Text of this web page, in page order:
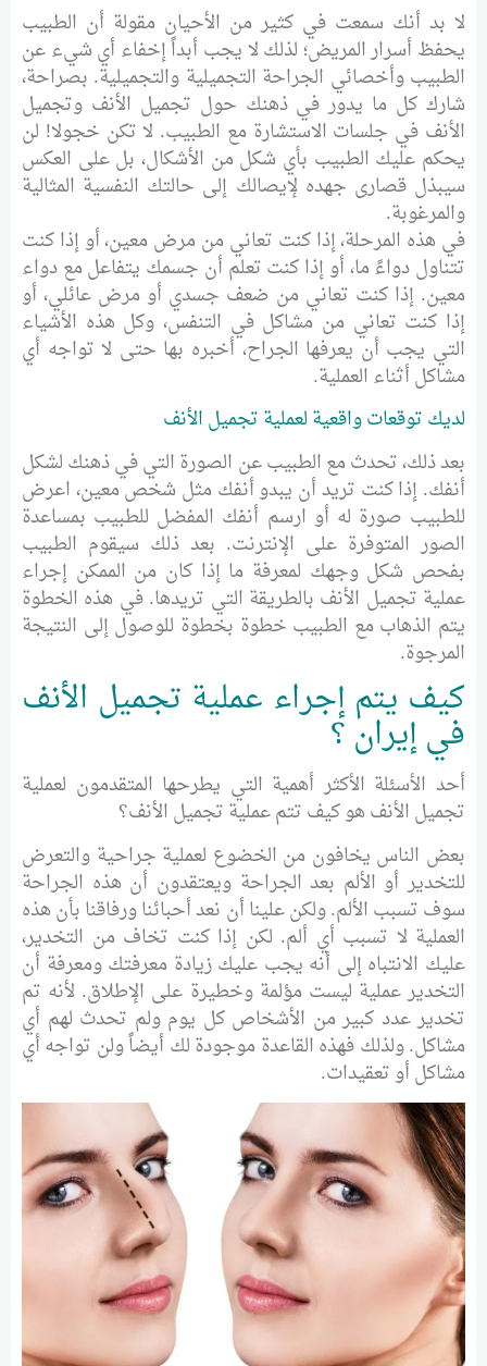
لا بد أنك سمعت في كثير من الأحيان مقولة أن الطبيب
يحفظ أسرار المريض؛ لذلك لا يجب أبداً إخفاء أي شيء عن
الطبيب وأخصائي الجراحة التجميلية والتجميلية. بصراحة،
شارك كل ما يدور في ذهنك حول تجميل الأنف وتجميل
الأنف في جلسات الاستشارة مع الطبيب. لا تكن خجولا! لن
يحكم عليك الطبيب بأي شكل من الأشكال، بل على العكس
سيبذل قصارى جهده لإيصالك إلى حالتك النفسية المثالية
والمرغوبة.
في هذه المرحلة، إذا كنت تعاني من مرض معين، أو إذا كنت
تتناول دواءً ما، أو إذا كنت تعلم أن جسمك يتفاعل مع دواء
معين. إذا كنت تعاني من ضعف جسدي أو مرض عائلي، أو
إذا كنت تعاني من مشاكل في التنفس، وكل هذه الأشياء
التي يجب أن يعرفها الجراح، أخبره بها حتى لا تواجه أي
مشاكل أثناء العملية.
لديك توقعات واقعية لعملية تجميل الأنف
بعد ذلك، تحدث مع الطبيب عن الصورة التي في ذهنك لشكل
أنفك. إذا كنت تريد أن يبدو أنفك مثل شخص معين، اعرض
للطبيب صورة له أو ارسم أنفك المفضل للطبيب بمساعدة
الصور المتوفرة على الإنترنت. بعد ذلك سيقوم الطبيب
بفحص شكل وجهك لمعرفة ما إذا كان من الممكن إجراء
عملية تجميل الأنف بالطريقة التي تريدها. في هذه الخطوة
يتم الذهاب مع الطبيب خطوة بخطوة للوصول إلى النتيجة
المرجوة.
كيف يتم إجراء عملية تجميل الأنف
في إيران ؟
أحد الأسئلة الأكثر أهمية التي يطرحها المتقدمون لعملية
تجميل الأنف هو كيف تتم عملية تجميل الأنف؟
بعض الناس يخافون من الخضوع لعملية جراحية والتعرض
للتخدير أو الألم بعد الجراحة ويعتقدون أن هذه الجراحة
سوف تسبب الألم. ولكن علينا أن نعد أحبائنا ورفاقنا بأن هذه
العملية لا تسبب أي ألم. لكن إذا كنت تخاف من التخدير،
عليك الانتباه إلى أنه يجب عليك زيادة معرفتك ومعرفة أن
التخدير عملية ليست مؤلمة وخطيرة على الإطلاق. لأنه تم
تخدير عدد كبير من الأشخاص كل يوم ولم تحدث لهم أي
مشاكل. ولذلك فهذه القاعدة موجودة لك أيضاً ولن تواجه أي
مشاكل أو تعقيدات.